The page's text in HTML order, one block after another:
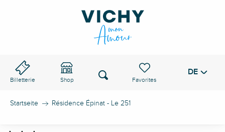
Billetterie Shop
Voir les favoris
Suche DE
Startseite Résidence Épinat - Le 251